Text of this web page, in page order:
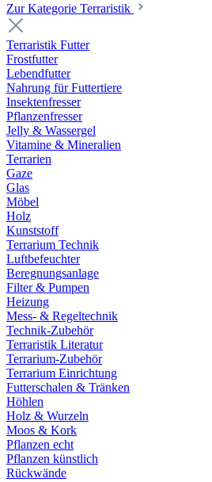
Zur Kategorie Terraristik
Terraristik Futter
Frostfutter
Lebendfutter
Nahrung für Futtertiere
Insektenfresser
Pflanzenfresser
Jelly & Wassergel
Vitamine & Mineralien
Terrarien
Gaze
Glas
Möbel
Holz
Kunststoff
Terrarium Technik
Luftbefeuchter
Beregnungsanlage
Filter & Pumpen
Heizung
Mess- & Regeltechnik
Technik-Zubehör
Terraristik Literatur
Terrarium-Zubehör
Terrarium Einrichtung
Futterschalen & Tränken
Höhlen
Holz & Wurzeln
Moos & Kork
Pflanzen echt
Pflanzen künstlich
Rückwände